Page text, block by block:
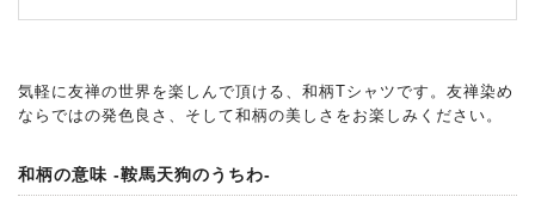
気軽に友禅の世界を楽しんで頂ける、和柄Tシャツです。友禅染め
ならではの発色良さ、そして和柄の美しさをお楽しみください。
和柄の意味 -鞍馬天狗のうちわ-